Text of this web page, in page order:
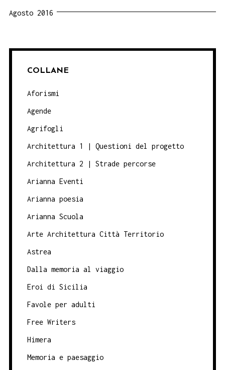
Agosto 2016
COLLANE
Aforismi
Agende
Agrifogli
Architettura 1 | Questioni del progetto
Architettura 2 | Strade percorse
Arianna Eventi
Arianna poesia
Arianna Scuola
Arte Architettura Città Territorio
Astrea
Dalla memoria al viaggio
Eroi di Sicilia
Favole per adulti
Free Writers
Himera
Memoria e paesaggio